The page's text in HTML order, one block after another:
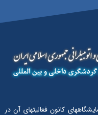
نمایشگاههای کانون فعالیتهای آن در